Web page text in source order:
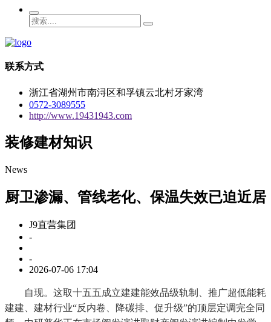
联系方式
浙江省湖州市南浔区和孚镇云北村牙家湾
0572-3089555
http://www.19431943.com
装修建材知识
News
厨卫渗漏、管线老化、保温失效已迫近居
J9直营集团
-
-
2026-07-06 17:04
自现。这取十五五成立建建能效品级轨制、推广超低能耗
建建、建材行业“反内卷、降碳排、促升级”的顶层定调完全同